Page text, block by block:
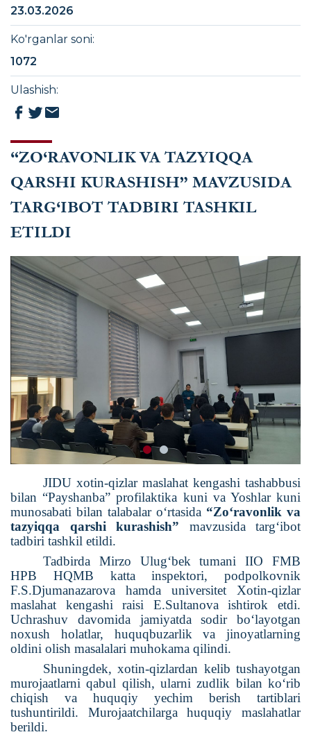
“ZO‘RAVONLIK VA TAZYIQQA
QARSHI KURASHISH” MAVZUSIDA
TARG‘IBOT TADBIRI TASHKIL
ETILDI
JIDU xotin-qizlar maslahat kengashi tashabbusi
bilan “Payshanba” profilaktika kuni va Yoshlar kuni
munosabati bilan talabalar o‘rtasida “Zo‘ravonlik va
tazyiqqa qarshi kurashish” mavzusida targ‘ibot
tadbiri tashkil etildi.
Tadbirda Mirzo Ulug‘bek tumani IIO FMB
HPB HQMB katta inspektori, podpolkovnik
F.S.Djumanazarova hamda universitet Xotin-qizlar
maslahat kengashi raisi E.Sultanova ishtirok etdi.
Uchrashuv davomida jamiyatda sodir bo‘layotgan
noxush holatlar, huquqbuzarlik va jinoyatlarning
oldini olish masalalari muhokama qilindi.
Shuningdek, xotin-qizlardan kelib tushayotgan
murojaatlarni qabul qilish, ularni zudlik bilan ko‘rib
chiqish va huquqiy yechim berish tartiblari
tushuntirildi. Murojaatchilarga huquqiy maslahatlar
berildi.
23.03.2026
Ko'rganlar soni:
1072
Ulashish: